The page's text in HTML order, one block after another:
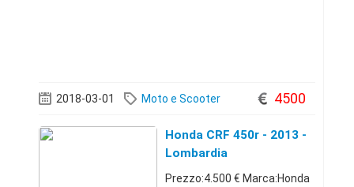
2018-03-01 Moto e Scooter 4500
Honda CRF 450r - 2013 -
Lombardia
Prezzo:4.500 € Marca:Honda